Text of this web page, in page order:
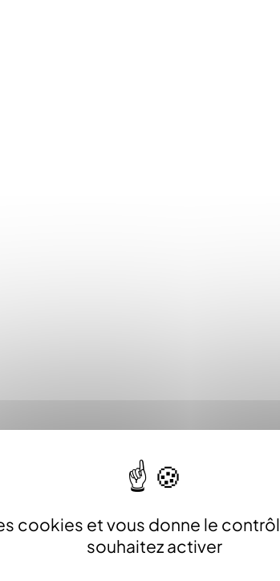
cookies et vous donne le
souhaitez activer